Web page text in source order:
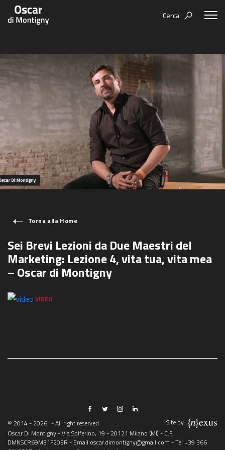
Cerca
Humanovability
Economia Sferica
Centodieci
Nuovi Eroi
Be Your Essence
Futurability
Books
Torna alla Home
Sei Brevi Lezioni da Due Maestri del
Marketing: Lezione 4, vita tua, vita mea
– Oscar di Montigny
VIDEO
© 2014 - 2026 - All right reserved
Site by:
Oscar Di Montigny - Via Solferino, 19 - 20121 Milano (MI) - C.F.
DMNSCR69M31F205R - Email oscar.dimontigny@gmail.com - Tel +39 366